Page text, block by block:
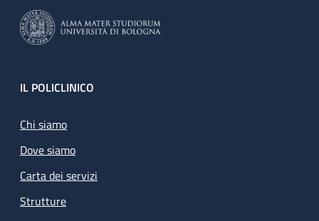
Footer
IL POLICLINICO
Chi siamo
Dove siamo
Carta dei servizi
Strutture